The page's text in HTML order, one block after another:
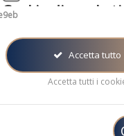
Cookie di
generalmente usati per
pubblicità in linea con i tuoi
Accetta tutto
Accetta tutti i